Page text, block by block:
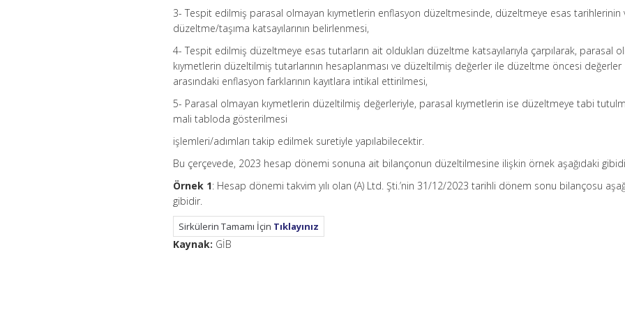
3- Tespit edilmiş parasal olmayan kıymetlerin enflasyon düzeltmesinde, düzeltmeye esas tarihlerinin
düzeltme/taşıma katsayılarının belirlenmesi,
4- Tespit edilmiş düzeltmeye esas tutarların ait oldukları düzeltme katsayılarıyla çarpılarak, parasal
kıymetlerin düzeltilmiş tutarlarının hesaplanması ve düzeltilmiş değerler ile düzeltme öncesi değerler
arasındaki enflasyon farklarının kayıtlara intikal ettirilmesi,
5- Parasal olmayan kıymetlerin düzeltilmiş değerleriyle, parasal kıymetlerin ise düzeltmeye tabi
mali tabloda gösterilmesi
işlemleri/adımları takip edilmek suretiyle yapılabilecektir.
Bu çerçevede, 2023 hesap dönemi sonuna ait bilançonun düzeltilmesine ilişkin örnek aşağıdaki
Örnek 1: Hesap dönemi takvim yılı olan (A) Ltd. Şti.’nin 31/12/2023 tarihli dönem sonu bilançosu
gibidir.
Sirkülerin Tamamı İçin Tıklayınız
Kaynak: GİB